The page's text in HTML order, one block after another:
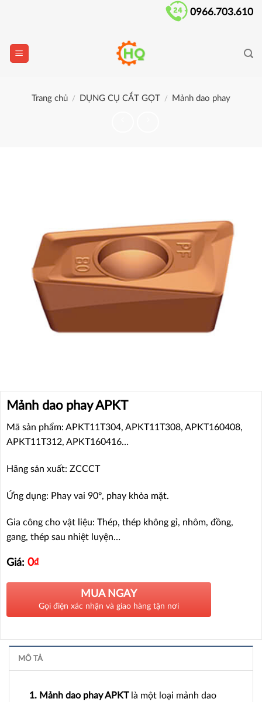
0966.703.610
Trang chủ / DỤNG CỤ CẮT GỌT / Mảnh dao phay
Mảnh dao phay APKT
Mã sản phẩm: APKT11T304, APKT11T308, APKT160408,
APKT11T312, APKT160416…
Hãng sản xuất: ZCCCT
Ứng dụng: Phay vai 90º, phay khỏa mặt.
Gia công cho vật liệu: Thép, thép không gỉ, nhôm, đồng,
gang, thép sau nhiệt luyện…
Giá: 0₫
MUA NGAY
Gọi điện xác nhận và giao hàng tận nơi
MÔ TẢ
1. Mảnh dao phay APKT là một loại mảnh dao